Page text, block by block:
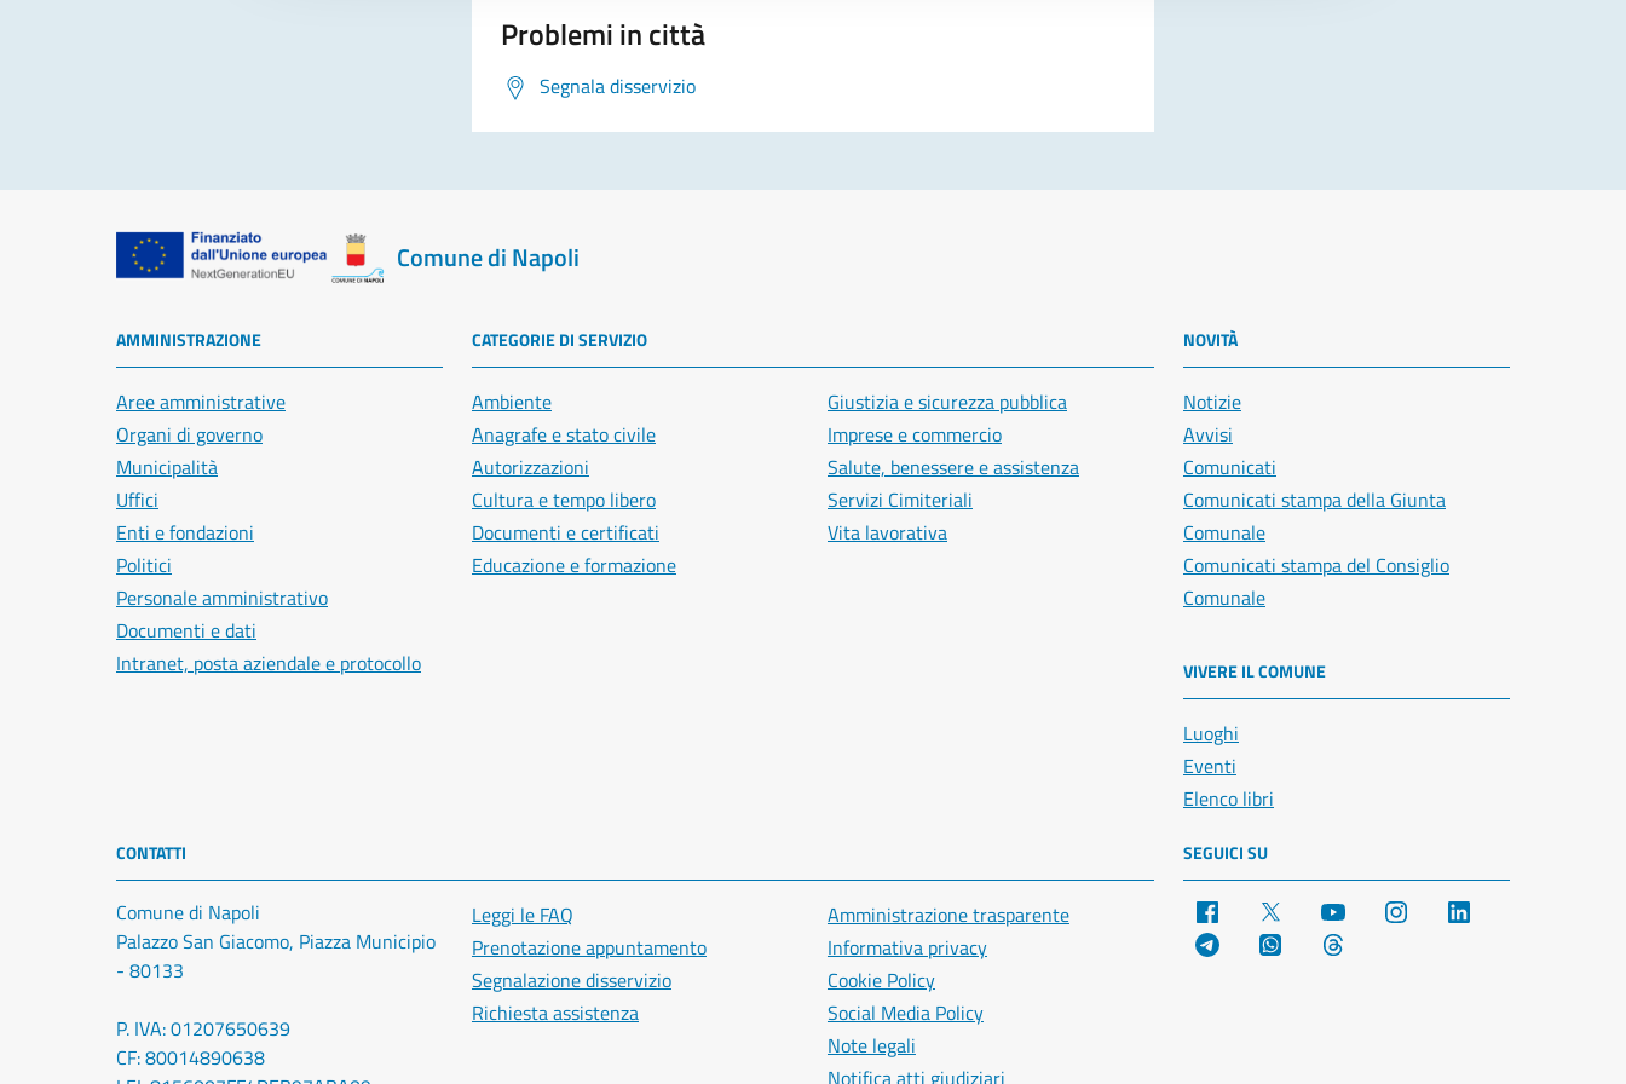
Problemi in città
Segnala disservizio
Comune di Napoli
AMMINISTRAZIONE
Aree amministrative
Organi di governo
Municipalità
Uffici
Enti e fondazioni
Politici
Personale amministrativo
Documenti e dati
Intranet, posta aziendale e protocollo
CATEGORIE DI SERVIZIO
Ambiente
Anagrafe e stato civile
Autorizzazioni
Cultura e tempo libero
Documenti e certificati
Educazione e formazione
Giustizia e sicurezza pubblica
Imprese e commercio
Salute, benessere e assistenza
Servizi Cimiteriali
Vita lavorativa
NOVITÀ
Notizie
Avvisi
Comunicati
Comunicati stampa della Giunta
Comunale
Comunicati stampa del Consiglio
Comunale
VIVERE IL COMUNE
Luoghi
Eventi
Elenco libri
CONTATTI
Comune di Napoli
Palazzo San Giacomo, Piazza Municipio
- 80133
P. IVA: 01207650639
CF: 80014890638
Leggi le FAQ
Prenotazione appuntamento
Segnalazione disservizio
Richiesta assistenza
Amministrazione trasparente
Informativa privacy
Cookie Policy
Social Media Policy
Note legali
SEGUICI SU
Facebook YouTube Instagram
Telegram WhatsApp